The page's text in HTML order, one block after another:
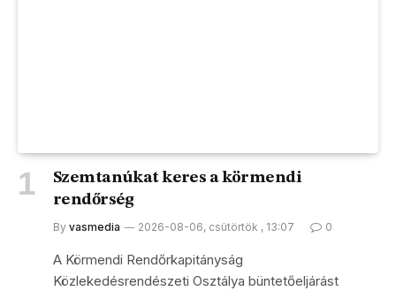
Szemtanúkat keres a körmendi
rendőrség
By vasmedia 2026-08-06, csütörtök , 13:07 0
A Körmendi Rendőrkapitányság
Közlekedésrendészeti Osztálya büntetőeljárást